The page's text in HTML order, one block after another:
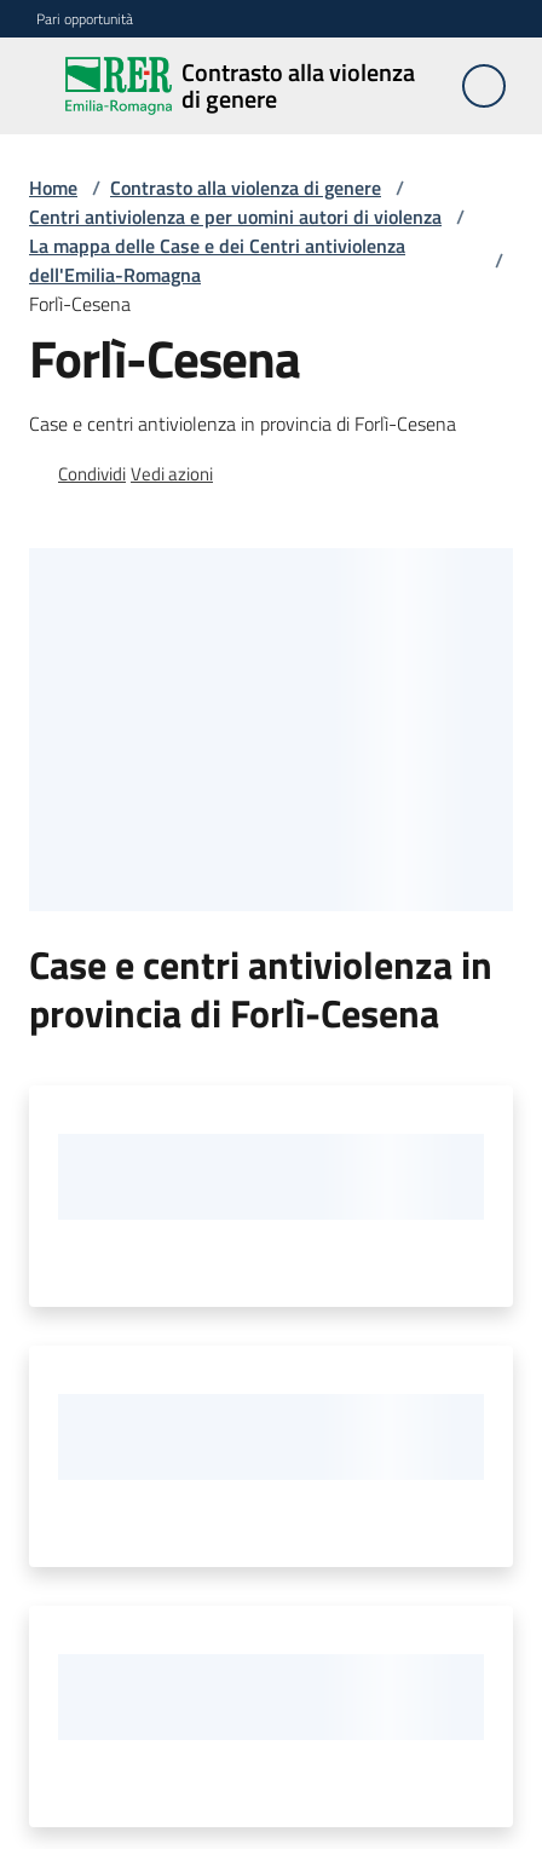
Vai al contenuto
Vai alla navigazione
Vai al footer
Pari opportunità
Contrasto alla violenza
di genere
Contrasto
alla
di genere
Centri
Azioni
Divulgazione
Servizi
Leggi Atti Bandi
Home / Contrasto alla violenza di genere /
Centri antiviolenza e per uomini autori di violenza /
La mappa delle Case e dei Centri antiviolenza
dell'Emilia-Romagna
/
Forlì-Cesena
Forlì-Cesena
Case e centri antiviolenza in provincia di Forlì-Cesena
CondividiVedi azioni
Case e centri antiviolenza in
provincia di Forlì-Cesena